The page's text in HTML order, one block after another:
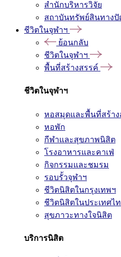
สำนักบริหารวิจัย
สถาบันทรัพย์สินทาง
ชีวิตในจุฬาฯ
ย้อนกลับ
ชีวิตในจุฬาฯ
พื้นที่สร้างสรรค์
ชีวิตในจุฬาฯ
หอสมุดและพื้นที่สร้าง
หอพัก
กีฬาและสุขภาพนิสิต
โรงอาหารและคาเฟ่
กิจกรรมและชมรม
รอบรั้วจุฬาฯ
ชีวิตนิสิตในกรุงเทพฯ
ชีวิตนิสิตในประเทศไ
สุขภาวะทางใจนิสิต
บริการนิสิต